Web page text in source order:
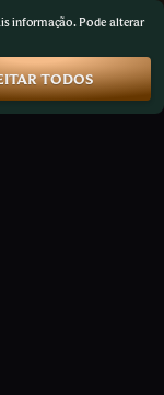
informação. Pode alterar
TODOS